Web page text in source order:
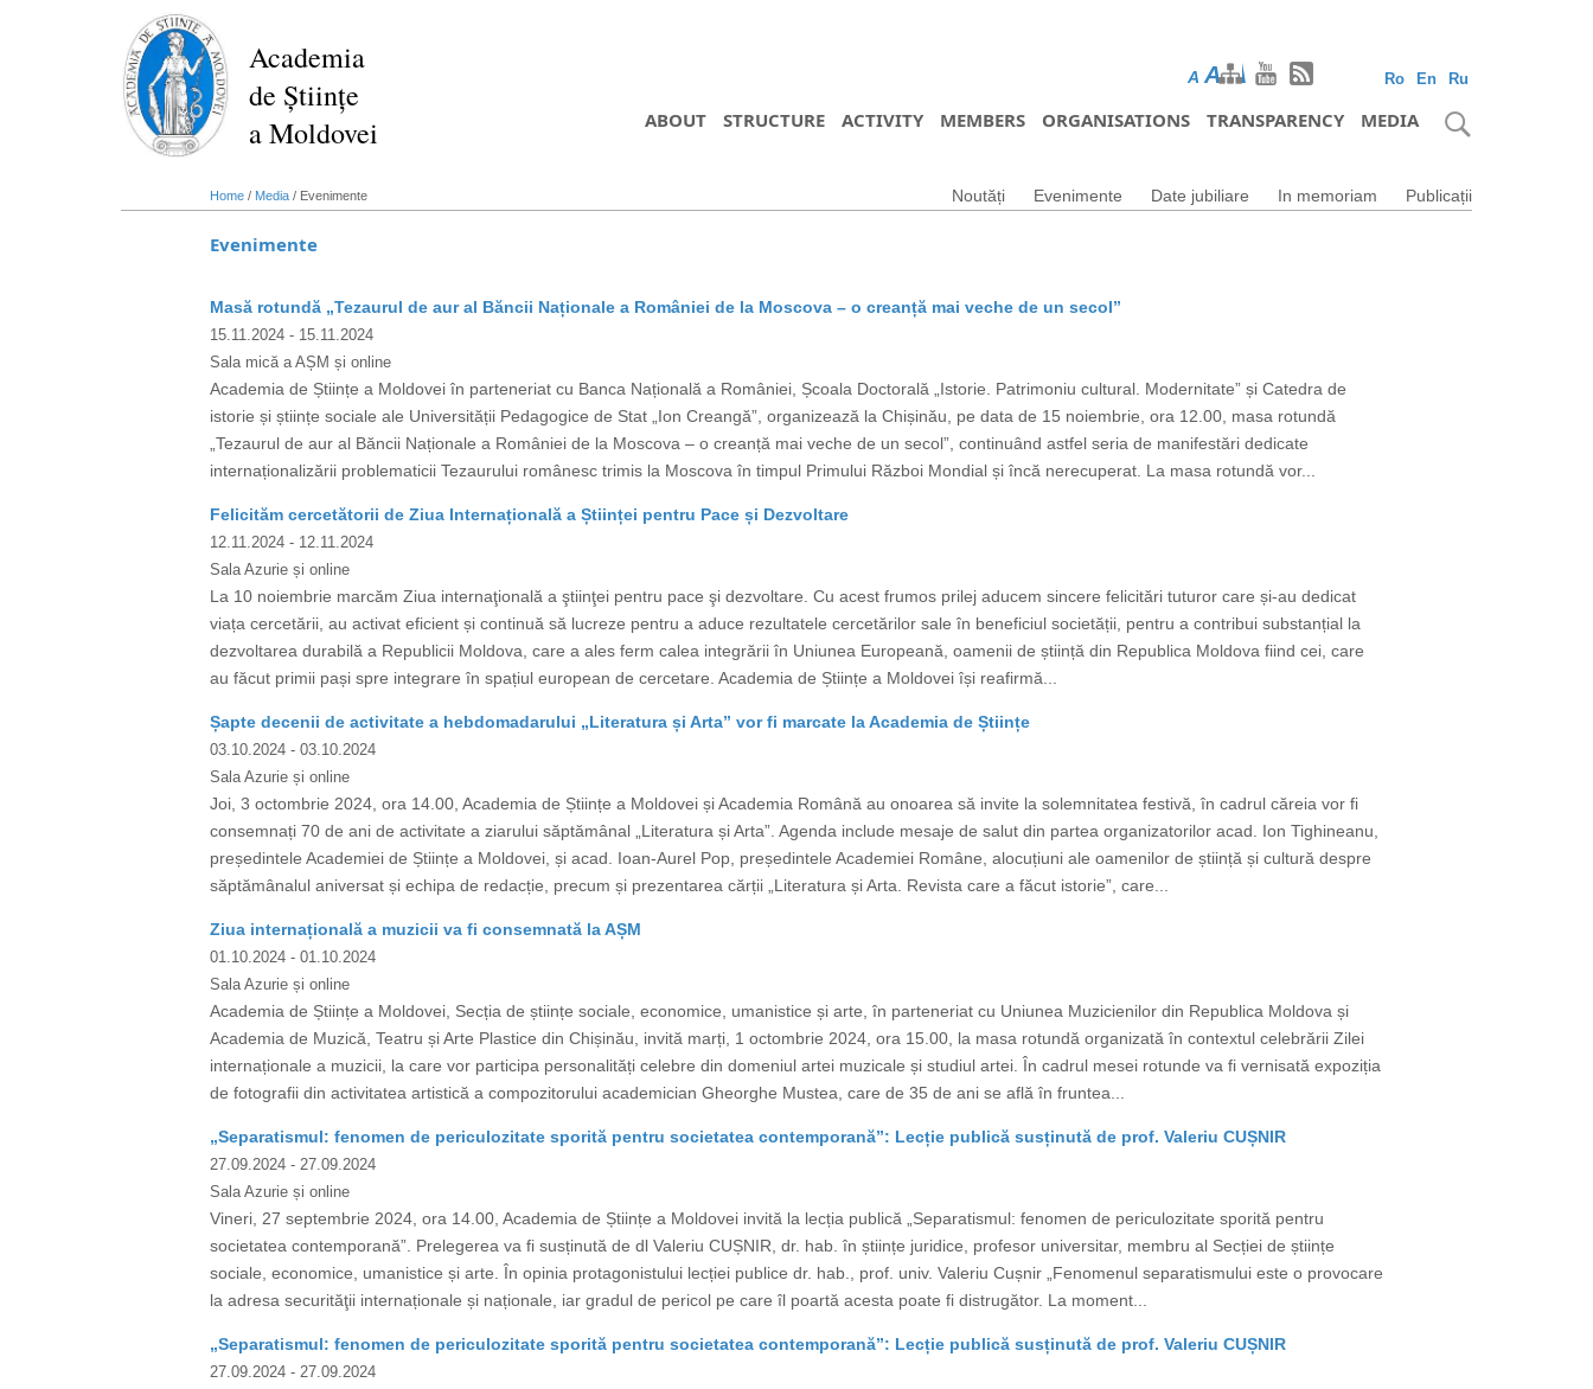
Academia
de Științe
a Moldovei
Ro En Ru
A AA
ABOUT STRUCTURE ACTIVITY MEMBERS ORGANISATIONS TRANSPARENCY MEDIA
Home / Media / Evenimente Noutăți Evenimente Date jubiliare In memoriam Publicații
Evenimente
Masă rotundă „Tezaurul de aur al Băncii Naționale a României de la Moscova – o creanță mai veche de un secol”
15.11.2024 - 15.11.2024
Sala mică a AȘM și online
Academia de Științe a Moldovei în parteneriat cu Banca Națională a României, Școala Doctorală „Istorie. Patrimoniu cultural. Modernitate” și Catedra de
istorie și științe sociale ale Universității Pedagogice de Stat „Ion Creangă”, organizează la Chișinău, pe data de 15 noiembrie, ora 12.00, masa rotundă
„Tezaurul de aur al Băncii Naționale a României de la Moscova – o creanță mai veche de un secol”, continuând astfel seria de manifestări dedicate
internaționalizării problematicii Tezaurului românesc trimis la Moscova în timpul Primului Război Mondial și încă nerecuperat. La masa rotundă vor...
Felicităm cercetătorii de Ziua Internațională a Științei pentru Pace și Dezvoltare
12.11.2024 - 12.11.2024
Sala Azurie și online
La 10 noiembrie marcăm Ziua internaţională a ştiinţei pentru pace şi dezvoltare. Cu acest frumos prilej aducem sincere felicitări tuturor care și-au dedicat
viața cercetării, au activat eficient și continuă să lucreze pentru a aduce rezultatele cercetărilor sale în beneficiul societății, pentru a contribui substanțial la
dezvoltarea durabilă a Republicii Moldova, care a ales ferm calea integrării în Uniunea Europeană, oamenii de știință din Republica Moldova fiind cei, care
au făcut primii pași spre integrare în spațiul european de cercetare. Academia de Științe a Moldovei își reafirmă...
Șapte decenii de activitate a hebdomadarului „Literatura și Arta” vor fi marcate la Academia de Științe
03.10.2024 - 03.10.2024
Sala Azurie și online
Joi, 3 octombrie 2024, ora 14.00, Academia de Științe a Moldovei și Academia Română au onoarea să invite la solemnitatea festivă, în cadrul căreia vor fi
consemnați 70 de ani de activitate a ziarului săptămânal „Literatura și Arta”. Agenda include mesaje de salut din partea organizatorilor acad. Ion Tighineanu,
președintele Academiei de Științe a Moldovei, și acad. Ioan-Aurel Pop, președintele Academiei Române, alocuțiuni ale oamenilor de știință și cultură despre
săptămânalul aniversat și echipa de redacție, precum și prezentarea cărții „Literatura și Arta. Revista care a făcut istorie”, care...
Ziua internațională a muzicii va fi consemnată la AȘM
01.10.2024 - 01.10.2024
Sala Azurie și online
Academia de Științe a Moldovei, Secția de științe sociale, economice, umanistice și arte, în parteneriat cu Uniunea Muzicienilor din Republica Moldova și
Academia de Muzică, Teatru și Arte Plastice din Chișinău, invită marți, 1 octombrie 2024, ora 15.00, la masa rotundă organizată în contextul celebrării Zilei
internaționale a muzicii, la care vor participa personalități celebre din domeniul artei muzicale și studiul artei. În cadrul mesei rotunde va fi vernisată expoziția
de fotografii din activitatea artistică a compozitorului academician Gheorghe Mustea, care de 35 de ani se află în fruntea...
„Separatismul: fenomen de periculozitate sporită pentru societatea contemporană”: Lecție publică susținută de prof. Valeriu CUȘNIR
27.09.2024 - 27.09.2024
Sala Azurie și online
Vineri, 27 septembrie 2024, ora 14.00, Academia de Științe a Moldovei invită la lecția publică „Separatismul: fenomen de periculozitate sporită pentru
societatea contemporană”. Prelegerea va fi susținută de dl Valeriu CUȘNIR, dr. hab. în științe juridice, profesor universitar, membru al Secției de științe
sociale, economice, umanistice și arte. În opinia protagonistului lecției publice dr. hab., prof. univ. Valeriu Cușnir „Fenomenul separatismului este o provocare
la adresa securităţii internaționale și naționale, iar gradul de pericol pe care îl poartă acesta poate fi distrugător. La moment...
„Separatismul: fenomen de periculozitate sporită pentru societatea contemporană”: Lecție publică susținută de prof. Valeriu CUȘNIR
27.09.2024 - 27.09.2024